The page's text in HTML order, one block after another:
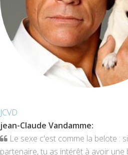
JCVD
jean-Claude Vandamme:
Le sexe c'est comme la belote :
partenaire, tu as intérêt à avoir une